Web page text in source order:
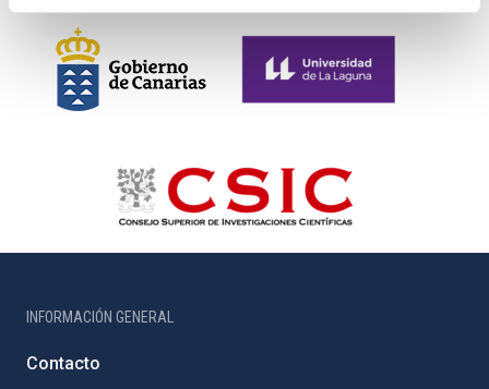
INFORMACIÓN GENERAL
Contacto